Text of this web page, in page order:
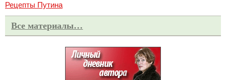
Рецепты Путина
Все материалы…